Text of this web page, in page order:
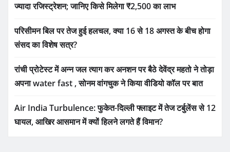
ज्यादा रजिस्ट्रेशन; जानिए किसे मिलेगा ₹2,500 का लाभ
परिसीमन बिल पर तेज हुई हलचल, क्या 16 से 18 अगस्त के बीच होगा
संसद का विशेष सत्र?
रांची प्रोटेस्ट में अन्न जल त्याग कर अनशन पर बैठे देवेंद्र महतो ने तोड़ा
अपना water fast , सोनम वांगचुक ने किया वीडियो कॉल पर बात
Air India Turbulence: फुकेत-दिल्ली फ्लाइट में तेज टर्बुलेंस से 12
घायल, आखिर आसमान में क्यों हिलने लगते हैं विमान?